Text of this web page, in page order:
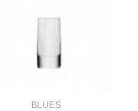
BLUES